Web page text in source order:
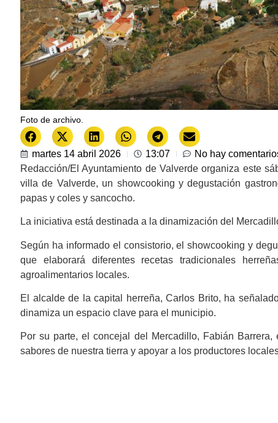
Foto de archivo.
martes 14 abril 2026 13:07
No hay
Redacción/El Ayuntamiento de Valverde organiza este
villa de Valverde, un showcooking y degustación
papas y coles y sancocho.
La iniciativa está destinada a la dinamización del
Según ha informado el consistorio, el showcooking y
que elaborará diferentes recetas tradicionales
agroalimentarios locales.
El alcalde de la capital herreña, Carlos Brito, ha
dinamiza un espacio clave para el municipio.
Por su parte, el concejal del Mercadillo, Fabián
sabores de nuestra tierra y apoyar a los productores